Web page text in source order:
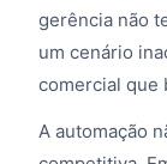
gerência não
um cenário
comercial que
A automação